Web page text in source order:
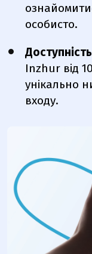
особисто.
Inzhur від
унікально
входу.